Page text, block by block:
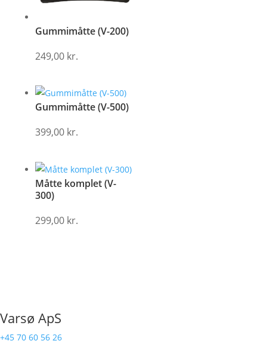
Gummimåtte (V-200)
249,00 kr.
Gummimåtte (V-500)
399,00 kr.
Måtte komplet (V-
300)
299,00 kr.
Varsø ApS
+45 70 60 56 26